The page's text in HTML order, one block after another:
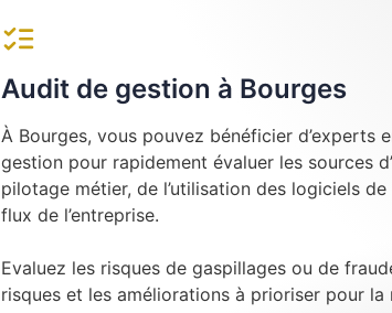
Audit de gestion à Bourges
À Bourges, vous pouvez bénéficier d’experts
gestion pour rapidement évaluer les sources
pilotage métier, de l’utilisation des logiciels
flux de l’entreprise.
Evaluez les risques de gaspillages ou de
risques et les améliorations à prioriser pour la